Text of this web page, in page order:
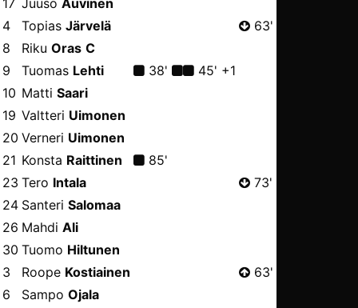
17 Juuso Auvinen
4
Topias Järvelä
63'
8
Riku Oras C
9
Tuomas Lehti 38'
45' +1
10 Matti Saari
19 Valtteri Uimonen
20 Verneri Uimonen
21 Konsta Raittinen
85'
23 Tero Intala
73'
24 Santeri Salomaa
26 Mahdi Ali
30 Tuomo Hiltunen
3
Roope Kostiainen
63'
6
Sampo Ojala